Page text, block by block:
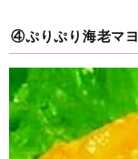
④ぷりぷり海老マヨ